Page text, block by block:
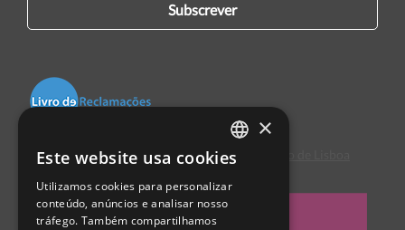
Subscrever
Centro de Arbitragem de Conflitos de Consumo de Lisboa
PORTUGUESE
ENGLISH
SPANISH
×
Este website usa cookies
Utilizamos cookies para personalizar
conteúdo, anúncios e analisar nosso
tráfego. Também compartilhamos